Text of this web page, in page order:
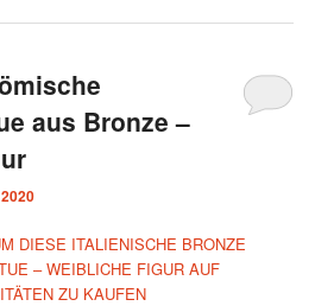
aus Bronze –
DIESE ITALIENISCHE BRONZE
– WEIBLICHE FIGUR AUF
ZU KAUFEN